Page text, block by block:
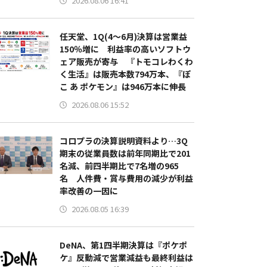
任天堂、1Q(4～6月)決算は営業益
150％増に 利益率の高いソフトウ
ェア販売が寄与 『トモコレわくわ
く生活』は販売本数794万本、『ぽ
こ あ ポケモン』は946万本に伸長
2026.08.06 15:52
コロプラの決算説明資料より…3Q
期末の従業員数は前年同期比で201
名減、前四半期比で7名増の965
名 人件費・賞与費用の減少が利益
率改善の一因に
2026.08.05 16:39
DeNA、第1四半期決算は『ポケポ
ケ』反動減で営業減益も最終利益は